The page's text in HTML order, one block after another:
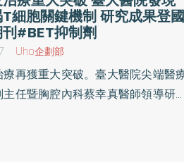
細胞關鍵機制 研究成果登國
#BET抑制劑
Uho企劃部
再獲重大突破。臺大醫院尖端醫
任暨胸腔內科蔡幸真醫師領導研究